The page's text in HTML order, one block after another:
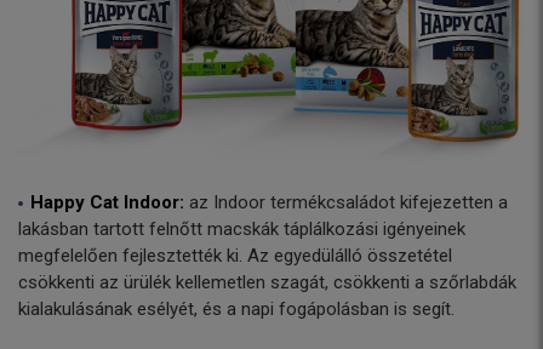
Happy Cat Indoor: az Indoor termékcsaládot kifejezetten a
lakásban tartott felnőtt macskák táplálkozási igényeinek
megfelelően fejlesztették ki. Az egyedülálló összetétel
csökkenti az ürülék kellemetlen szagát, csökkenti a szőrlabdák
kialakulásának esélyét, és a napi fogápolásban is segít.